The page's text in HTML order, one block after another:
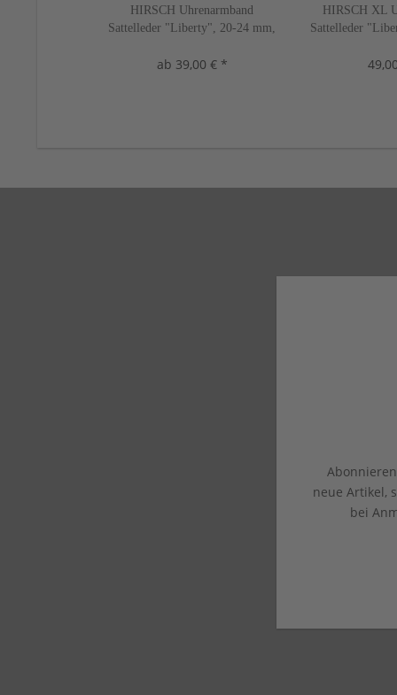
HIRSCH Uhrenarmband
Sattelleder "Liberty", 20-24 mm,
ab 39,00 € *
HIRSCH XL
Sattelleder
neue Artikel,
bei